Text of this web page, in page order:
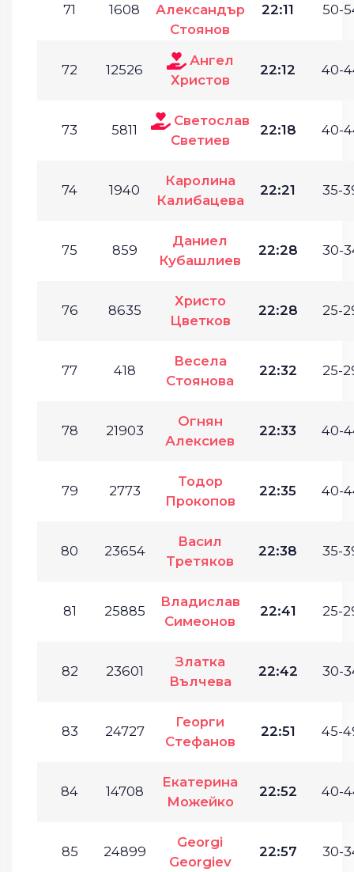
71 1608
Александър
Стоянов
22:11 50-
72 12526
Ангел
Христов
22:12 40-
73 5811
Светослав
Светиев
22:18 40-
74 1940
Каролина
Калибацева
22:21 35-
75 859
Даниел
Кубашлиев
22:28 30-
76 8635
Христо
Цветков
22:28 25-
77 418
Весела
Стоянова
22:32 25-
78 21903
Огнян
Алексиев
22:33 40-
79 2773
Тодор
Прокопов
22:35 40-
80 23654
Васил
Третяков
22:38 35-
81 25885
Владислав
Симеонов
22:41 25-
82 23601
Златка
Вълчева
22:42 30-
83 24727
Георги
Стефанов
22:51 45-
84 14708
Екатерина
Можейко
22:52 40-
85 24899
Georgi
Georgiev
22:57 30-